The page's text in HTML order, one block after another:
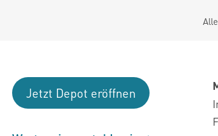
Jetzt Depot eröffnen